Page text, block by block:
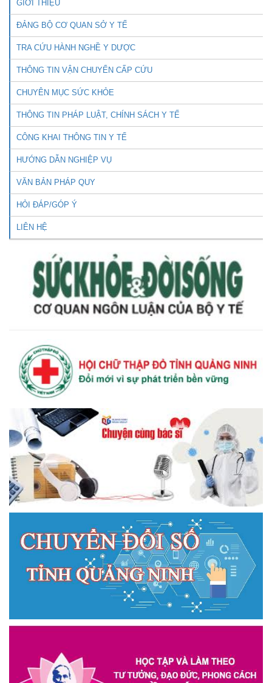
GIỚI THIỆU
ĐẢNG BỘ CƠ QUAN SỞ Y TẾ
TRA CỨU HÀNH NGHỀ Y DƯỢC
THÔNG TIN VẬN CHUYỂN CẤP CỨU
CHUYÊN MỤC SỨC KHỎE
THÔNG TIN PHÁP LUẬT, CHÍNH SÁCH Y TẾ
CÔNG KHAI THÔNG TIN Y TẾ
HƯỚNG DẪN NGHIỆP VỤ
VĂN BẢN PHÁP QUY
HỎI ĐÁP/GÓP Ý
LIÊN HỆ